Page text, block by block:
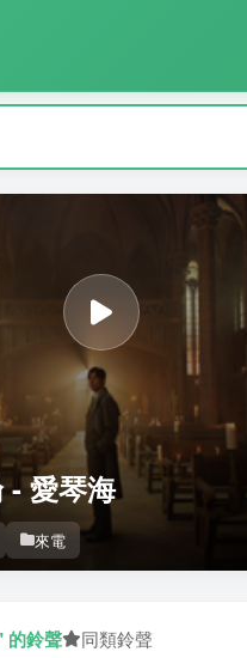
- 愛琴海
來電
的鈴聲 同類鈴聲